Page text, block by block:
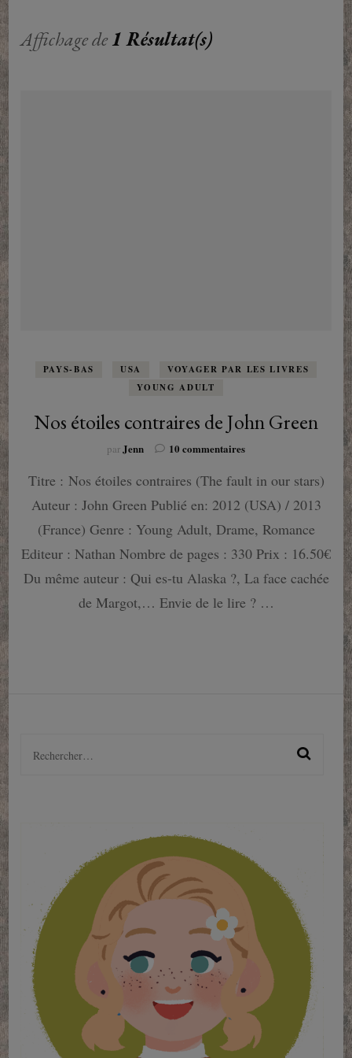
Affichage de1 Résultat(s)
PAYS-BAS USA
VOYAGER PAR LES LIVRES
YOUNG ADULT
Nos étoiles contraires de John Green
par Jenn 10 commentairessur
étoiles
de
John
Green
Titre : Nos étoiles contraires (The fault in our stars)
Auteur : John Green Publié en: 2012 (USA) / 2013
(France) Genre : Young Adult, Drame, Romance
Editeur : Nathan Nombre de pages : 330 Prix : 16.50€
Du même auteur : Qui es-tu Alaska ?, La face cachée
de Margot,… Envie de le lire ? …
Rechercher :